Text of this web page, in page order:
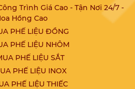
Trình Giá Cao - Tận Nơi 24/7 -
Hồng Cao
PHẾ LIỆU ĐỒNG
PHẾ LIỆU NHÔM
PHẾ LIỆU SẮT
PHẾ LIỆU INOX
PHẾ LIỆU THIẾC